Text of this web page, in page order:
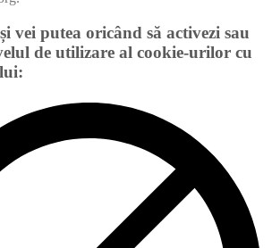
vei putea oricând să activezi sau
de utilizare al cookie-urilor cu